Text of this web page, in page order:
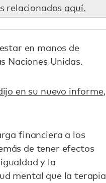
relacionados aquí.
en manos de
Naciones Unidas.
en su nuevo informe,
financiera a los
de tener efectos
y la
mental que la terapia